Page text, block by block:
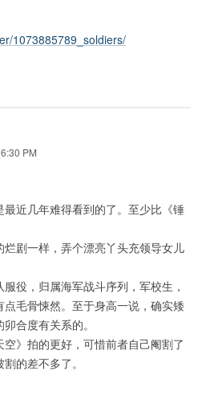
1073885789_soldiers/
PM
最近几年难得看到的了。至少比《锤
剧一样，弄个漂亮丫头充领导女儿
役，归属海军战斗序列，军校生，
毛骨悚然。至于身高一说，确实矮
合度有关系的。
》拍的更好，可惜前者自己阉割了
的差不多了。